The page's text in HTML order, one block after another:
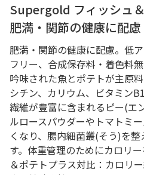
Supergold フィッシュ
肥満・関節の健康に配
肥満・関節の健康に配慮。低
フリー、合成保存料・着色料
吟味された魚とポテトが主原
シチン、カリウム、ビタミン
繊維が豊富に含まれるピー(エ
ルロースパウダーやトマトミ
くなり、腸内細菌叢(そう)を
す。体重管理のためにカロリ
＆ポテトプラス対比：カロリ